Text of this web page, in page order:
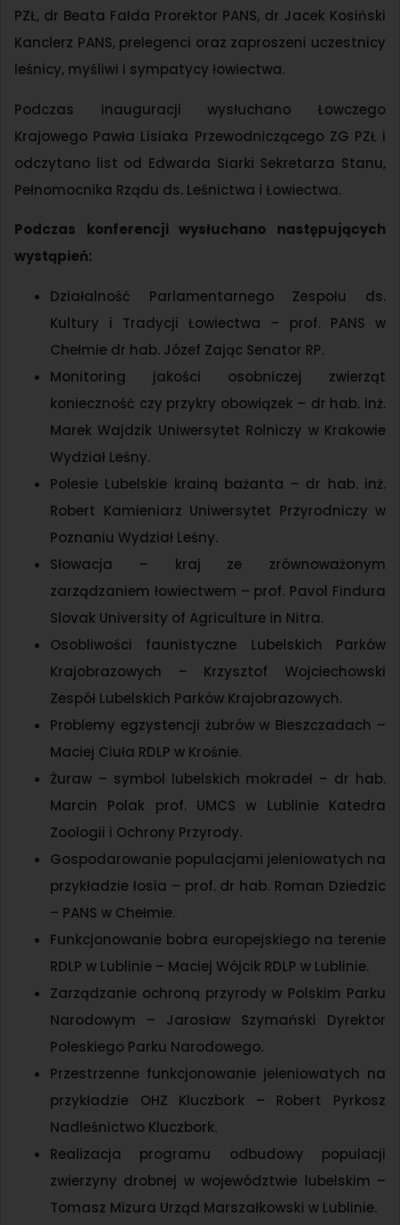
PZŁ, dr Beata Fałda Prorektor PANS, dr Jacek Kosiński
Kanclerz PANS, prelegenci oraz zaproszeni uczestnicy
leśnicy, myśliwi i sympatycy łowiectwa.
Podczas inauguracji wysłuchano Łowczego
Krajowego Pawła Lisiaka Przewodniczącego ZG PZŁ i
odczytano list od Edwarda Siarki Sekretarza Stanu,
Pełnomocnika Rządu ds. Leśnictwa i Łowiectwa.
Podczas konferencji wysłuchano następujących
wystąpień:
Działalność Parlamentarnego Zespołu ds.
Kultury i Tradycji Łowiectwa – prof. PANS w
Chełmie dr hab. Józef Zając Senator RP.
Monitoring jakości osobniczej zwierząt
konieczność czy przykry obowiązek – dr hab. inż.
Marek Wajdzik Uniwersytet Rolniczy w Krakowie
Wydział Leśny.
Polesie Lubelskie krainą bażanta – dr hab. inż.
Robert Kamieniarz Uniwersytet Przyrodniczy w
Poznaniu Wydział Leśny.
Słowacja – kraj ze zrównoważonym
zarządzaniem łowiectwem – prof. Pavol Findura
Slovak University of Agriculture in Nitra.
Osobliwości faunistyczne Lubelskich Parków
Krajobrazowych – Krzysztof Wojciechowski
Zespół Lubelskich Parków Krajobrazowych.
Problemy egzystencji żubrów w Bieszczadach –
Maciej Ciuła RDLP w Krośnie.
Żuraw – symbol lubelskich mokradeł – dr hab.
Marcin Polak prof. UMCS w Lublinie Katedra
Zoologii i Ochrony Przyrody.
Gospodarowanie populacjami jeleniowatych na
przykładzie łosia – prof. dr hab. Roman Dziedzic
– PANS w Chełmie.
Funkcjonowanie bobra europejskiego na terenie
RDLP w Lublinie – Maciej Wójcik RDLP w Lublinie.
Zarządzanie ochroną przyrody w Polskim Parku
Narodowym – Jarosław Szymański Dyrektor
Poleskiego Parku Narodowego.
Przestrzenne funkcjonowanie jeleniowatych na
przykładzie OHZ Kluczbork – Robert Pyrkosz
Nadleśnictwo Kluczbork.
Realizacja programu odbudowy populacji
zwierzyny drobnej w województwie lubelskim –
Tomasz Mizura Urząd Marszałkowski w Lublinie.